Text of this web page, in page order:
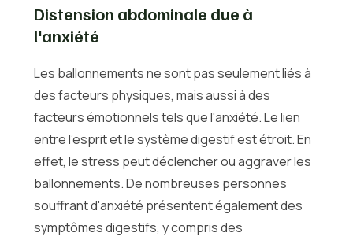
Distension abdominale due à
l'anxiété
Les ballonnements ne sont pas seulement liés à
des facteurs physiques, mais aussi à des
facteurs émotionnels tels que l'anxiété. Le lien
entre l'esprit et le système digestif est étroit. En
effet, le stress peut déclencher ou aggraver les
ballonnements. De nombreuses personnes
souffrant d'anxiété présentent également des
symptômes digestifs, y compris des